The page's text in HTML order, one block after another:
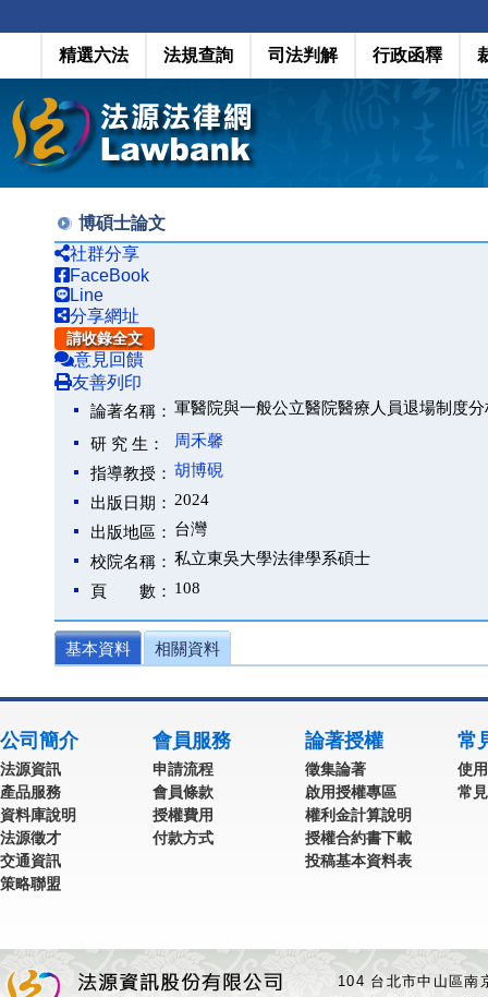
精選六法 法規查詢 司法判解 行政函釋
博碩士論文
社群分享
FaceBook
Line
分享網址
請收錄全文
意見回饋
友善列印
論著名稱： 軍醫院與一般公立醫院醫療人員退場制度
研 究 生：
周禾馨
指導教授： 胡博硯
出版日期： 2024
出版地區： 台灣
校院名稱： 私立東吳大學法律學系碩士
頁 數： 108
基本資料 相關資料
公司簡介
法源資訊
產品服務
資料庫說明
法源徵才
交通資訊
策略聯盟
會員服務
申請流程
會員條款
授權費用
付款方式
論著授權
徵集論著
啟用授權專區
權利金計算說明
授權合約書下載
投稿基本資料表
常
使
常
104 台北市中山區